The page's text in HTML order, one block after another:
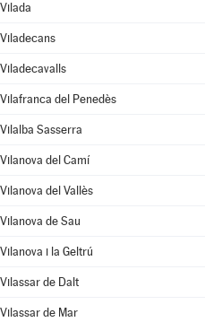
Vilada
Viladecans
Viladecavalls
Vilafranca del Penedès
Vilalba Sasserra
Vilanova del Camí
Vilanova del Vallès
Vilanova de Sau
Vilanova i la Geltrú
Vilassar de Dalt
Vilassar de Mar